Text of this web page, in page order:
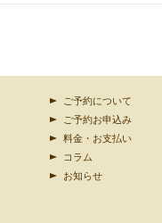
ご予約について
ご予約お申込み
料金・お支払い
コラム
お知らせ